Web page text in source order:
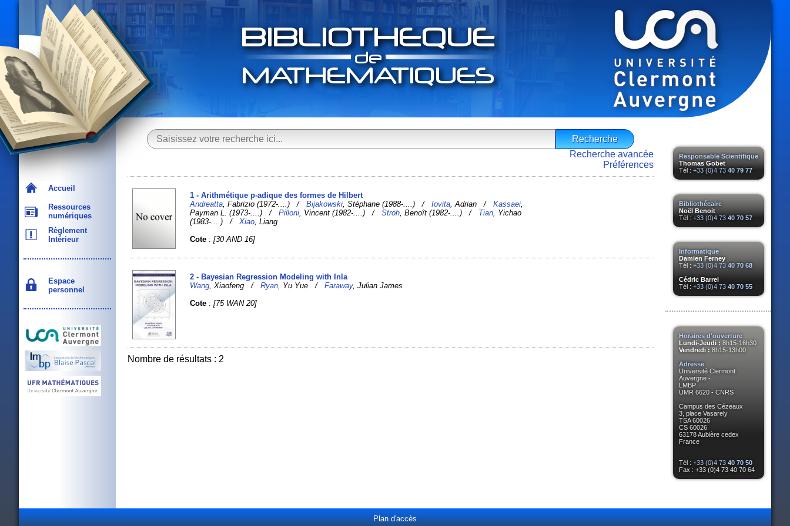
Accueil
Ressources
numériques
Règlement
Intérieur
Espace
personnel
Responsable Scientifique
Thomas Gobet
Tél : +33 (0)4 73 40 79 77
Bibliothécaire
Noël Benoit
Tél : +33 (0)4 73 40 70 57
Informatique
Damien Ferney
Tél : +33 (0)4 73 40 70 68
Cédric Barrel
Tél : +33 (0)4 73 40 70 55
Horaires d'ouverture
Lundi-Jeudi : 8h15-16h30
Vendredi : 8h15-13h00
Adresse
Université Clermont
Auvergne -
LMBP
UMR 6620 - CNRS
Campus des Cézeaux
3, place Vasarely
TSA 60026
CS 60026
63178 Aubière cedex
France
Tél : +33 (0)4 73 40 70 50
Fax : +33 (0)4 73 40 70 64
Recherche avancée
Préférences
1 - Arithmétique p-adique des formes de Hilbert
Andreatta , Fabrizio (1972-....) /Bijakowski , Stéphane (1988-....) /Iovita , Adrian /Kassaei
Payman L. (1973-....) /Pilloni , Vincent (1982-....) /Stroh , Benoît (1982-....) / Tian , Yichao
(1983-....) /Xiao , Liang
Cote :[30 AND 16]
2 - Bayesian Regression Modeling with Inla
Wang , Xiaofeng /Ryan , Yu Yue /Faraway, Julian James
Cote :[75 WAN 20]
Nombre de résultats : 2
Plan d'accès